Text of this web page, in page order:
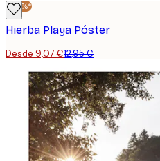
-30%*
Hierba Playa Póster
Desde 9,07 €12,95 €